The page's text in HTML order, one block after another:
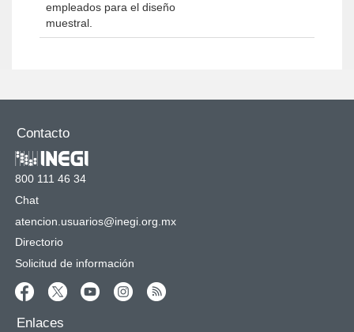
empleados para el diseño
muestral.
Contacto
800 111 46 34
Chat
atencion.usuarios@inegi.org.mx
Directorio
Solicitud de información
Enlaces